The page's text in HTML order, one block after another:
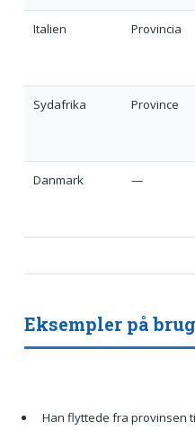
Italien Provincia
Sydafrika Province
Danmark —
Eksempler på brug
Han flyttede fra provinsen